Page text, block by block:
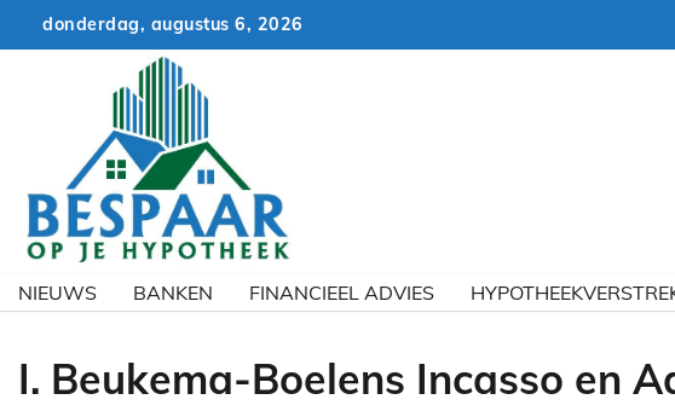
donderdag, augustus 6, 2026
NIEUWS BANKEN FINANCIEEL ADVIES
I. Beukema-Boelens Incasso en